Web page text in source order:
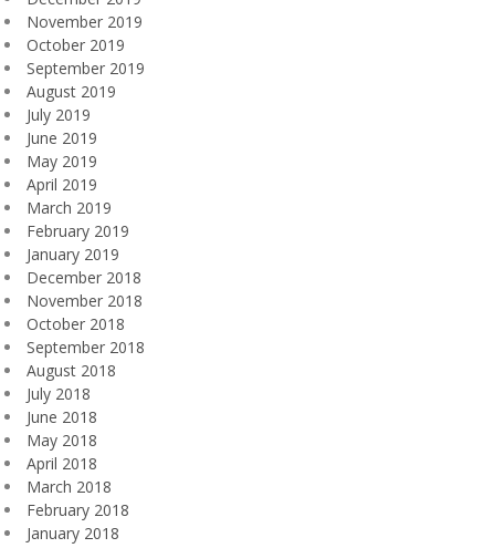
November 2019
October 2019
September 2019
August 2019
July 2019
June 2019
May 2019
April 2019
March 2019
February 2019
January 2019
December 2018
November 2018
October 2018
September 2018
August 2018
July 2018
June 2018
May 2018
April 2018
March 2018
February 2018
January 2018